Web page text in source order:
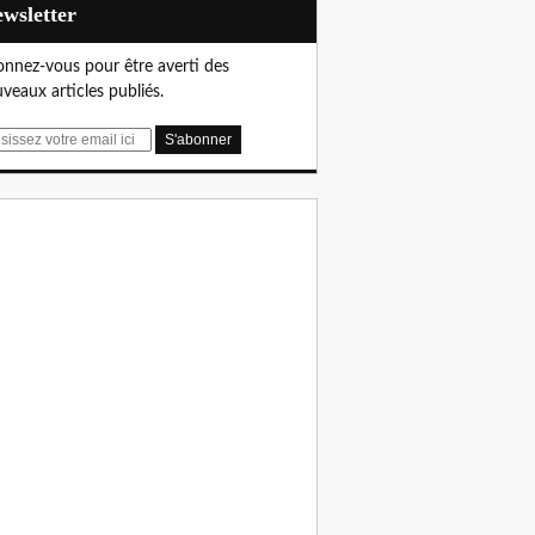
vous pour être averti des
articles publiés.